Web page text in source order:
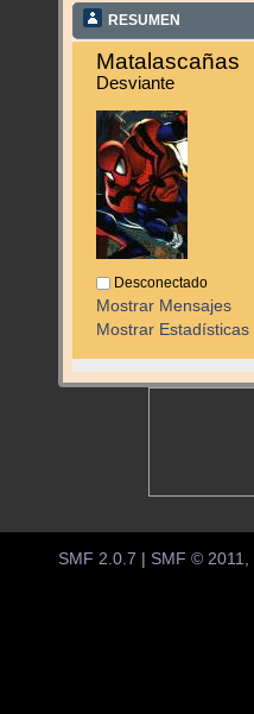
RESUMEN
Matalascañas
Desviante
Desconectado
Mostrar Mensajes
Mostrar Estadísticas
SMF 2.0.7 SMF © 2011,